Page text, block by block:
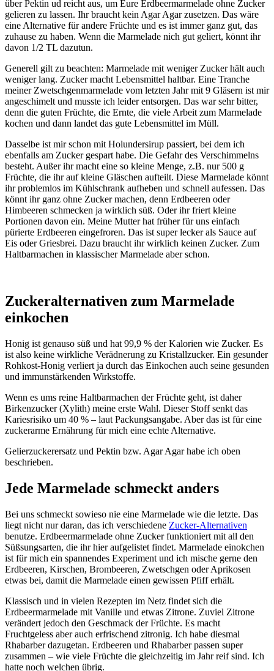
über Pektin ud reicht aus, um Eure Erdbeermarmelade ohne Zucker
gelieren zu lassen. Ihr braucht kein Agar Agar zusetzen. Das wäre
eine Alternative für andere Früchte und es ist immer ganz gut, das
zuhause zu haben. Wenn die Marmelade nich gut geliert, könnt ihr
davon 1/2 TL dazutun.
Generell gilt zu beachten: Marmelade mit weniger Zucker hält auch
weniger lang. Zucker macht Lebensmittel haltbar. Eine Tranche
meiner Zwetschgenmarmelade vom letzten Jahr mit 9 Gläsern ist mir
angeschimelt und musste ich leider entsorgen. Das war sehr bitter,
denn die guten Früchte, die Ernte, die viele Arbeit zum Marmelade
kochen und dann landet das gute Lebensmittel im Müll.
Dasselbe ist mir schon mit Holundersirup passiert, bei dem ich
ebenfalls am Zucker gespart habe. Die Gefahr des Verschimmelns
besteht. Außer ihr macht eine so kleine Menge, z.B. nur 500 g
Früchte, die ihr auf kleine Gläschen aufteilt. Diese Marmelade könnt
ihr problemlos im Kühlschrank aufheben und schnell aufessen. Das
könnt ihr ganz ohne Zucker machen, denn Erdbeeren oder
Himbeeren schmecken ja wirklich süß. Oder ihr friert kleine
Portionen davon ein. Meine Mutter hat früher für uns einfach
pürierte Erdbeeren eingefroren. Das ist super lecker als Sauce auf
Eis oder Griesbrei. Dazu braucht ihr wirklich keinen Zucker. Zum
Haltbarmachen in klassischer Marmelade aber schon.
Zuckeralternativen zum Marmelade
einkochen
Honig ist genauso süß und hat 99,9 % der Kalorien wie Zucker. Es
ist also keine wirkliche Verädnerung zu Kristallzucker. Ein gesunder
Rohkost-Honig verliert ja durch das Einkochen auch seine gesunden
und immunstärkenden Wirkstoffe.
Wenn es ums reine Haltbarmachen der Früchte geht, ist daher
Birkenzucker (Xylith) meine erste Wahl. Dieser Stoff senkt das
Kariesrisiko um 40 % – laut Packungsangabe. Aber das ist für eine
zuckerarme Ernährung für mich eine echte Alternative.
Gelierzuckerersatz und Pektin bzw. Agar Agar habe ich oben
beschrieben.
Jede Marmelade schmeckt anders
Bei uns schmeckt sowieso nie eine Marmelade wie die letzte. Das
liegt nicht nur daran, das ich verschiedene Zucker-Alternativen
benutze. Erdbeermarmelade ohne Zucker funktioniert mit all den
Süßsungsarten, die ihr hier aufgelistet findet. Marmelade einokchen
ist für mich ein spannendes Experiment und ich mische gerne den
Erdbeeren, Kirschen, Brombeeren, Zwetschgen oder Aprikosen
etwas bei, damit die Marmelade einen gewissen Pfiff erhält.
Klassisch und in vielen Rezepten im Netz findet sich die
Erdbeermarmelade mit Vanille und etwas Zitrone. Zuviel Zitrone
verändert jedoch den Geschmack der Früchte. Es macht
Fruchtgeless aber auch erfrischend zitronig. Ich habe diesmal
Rhabarber dazugetan. Erdbeeren und Rhabarber passen super
zusammen – wie viele Früchte die gleichzeitig im Jahr reif sind. Ich
hatte noch welchen übrig.